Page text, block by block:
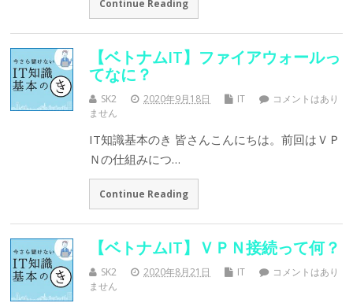
Continue Reading
【ベトナムIT】ファイアウォールっ
てなに？
SK2 2020年9月18日 IT
コメントはあり
ません
IT知識基本のき 皆さんこんにちは。前回はＶＰ
Ｎの仕組みにつ…
Continue Reading
【ベトナムIT】ＶＰＮ接続って何？
SK2 2020年8月21日 IT
コメントはあり
ません